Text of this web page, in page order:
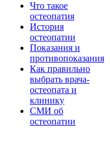
Что такое
остеопатия
История
остеопатии
Показания и
противопоказания
Как правильно
выбрать врача-
остеопата и
клинику
СМИ об
остеопатии